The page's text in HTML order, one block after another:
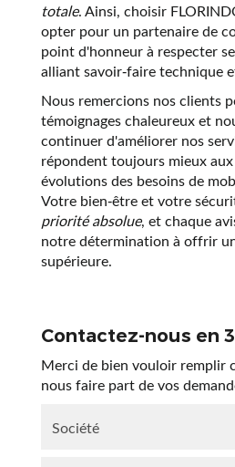
totale. Ainsi, choisir
opter pour un partenaire de
point d'honneur à respecter
alliant savoir-faire technique
Nous remercions nos clients
témoignages chaleureux et
continuer d'améliorer nos
répondent toujours mieux
évolutions des besoins de
Votre bien-être et votre
priorité absolue, et chaque
notre détermination à offrir
supérieure.
Contactez-nous en
Merci de bien vouloir remplir
nous faire part de vos